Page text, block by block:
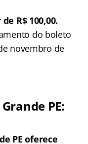
R$ 100,00.
do boleto
novembro de
PE:
PE oferece